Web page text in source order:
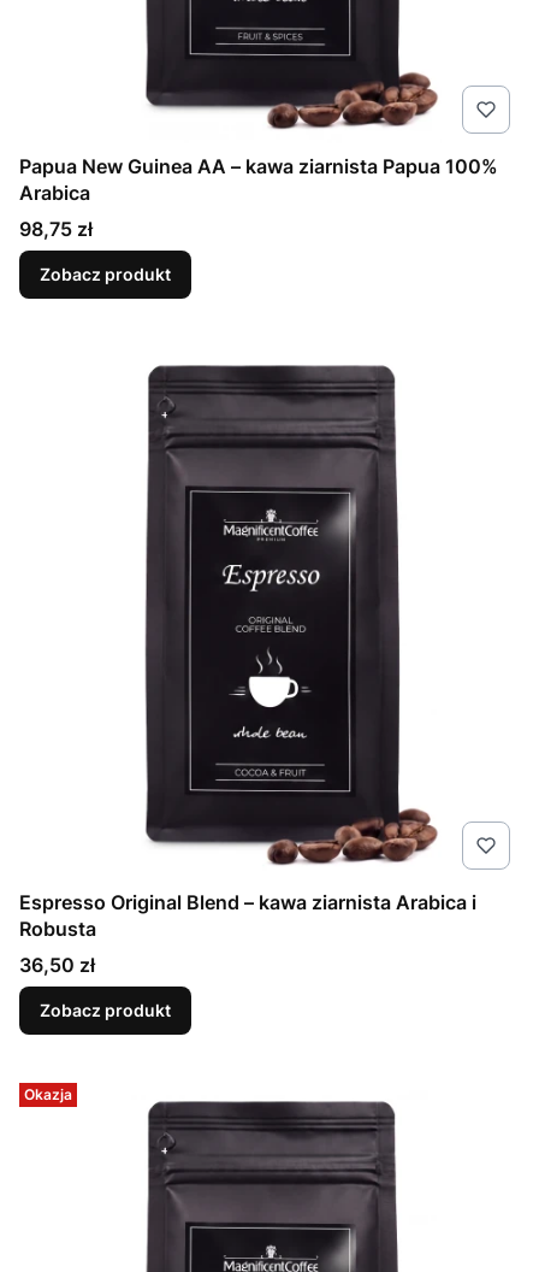
Papua New Guinea AA – kawa ziarnista Papua 100%
Arabica
Cena
98,75 zł
Zobacz produkt
Espresso Original Blend – kawa ziarnista Arabica i
Robusta
Cena
36,50 zł
Zobacz produkt
Okazja